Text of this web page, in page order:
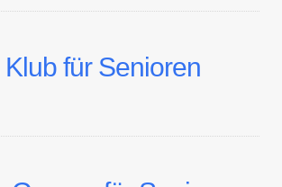
für Senioren